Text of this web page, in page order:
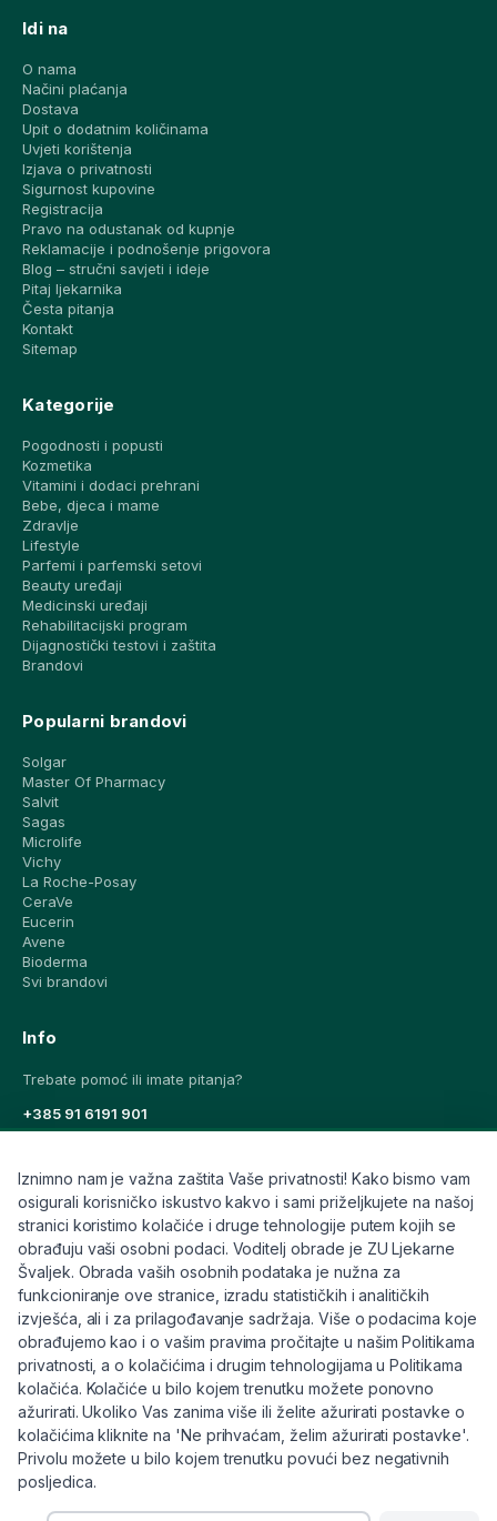
SLIČNI ČLANCI
31.07.2026 · 6 min čitanja
Dispepsija: Što je to, simptomi i kako si pomoći?
31.07.2026 · 9 min čitanja
Prirodni lijek za nadutost: Najbolji čajevi, hrana
Idi na
O nama
Načini plaćanja
Dostava
Upit o dodatnim količinama
Uvjeti korištenja
Izjava o privatnosti
Sigurnost kupovine
Registracija
Pravo na odustanak od kupnje
Reklamacije i podnošenje prigovora
Blog – stručni savjeti i ideje
Pitaj ljekarnika
Česta pitanja
Kontakt
Sitemap
Kategorije
Pogodnosti i popusti
Kozmetika
Vitamini i dodaci prehrani
Bebe, djeca i mame
Zdravlje
Lifestyle
Parfemi i parfemski setovi
Beauty uređaji
Medicinski uređaji
Rehabilitacijski program
Dijagnostički testovi i zaštita
Brandovi
Popularni brandovi
Solgar
Master Of Pharmacy
Salvit
Sagas
Microlife
Vichy
La Roche-Posay
CeraVe
Eucerin
Avene
Bioderma
Svi brandovi
Info
Trebate pomoć ili imate pitanja?
+385 91 6191 901
© 2026 eljekarna24. Sva prava pridržana.
PravilnikKolačićiRaskid ugovora
Iznimno nam je važna zaštita Vaše privatnosti! Kako bismo vam
osigurali korisničko iskustvo kakvo i sami priželjkujete na našoj
stranici koristimo kolačiće i druge tehnologije putem kojih se
obrađuju vaši osobni podaci. Voditelj obrade je ZU Ljekarne
Švaljek. Obrada vaših osobnih podataka je nužna za
funkcioniranje ove stranice, izradu statističkih i analitičkih
izvješća, ali i za prilagođavanje sadržaja. Više o podacima koje
obrađujemo kao i o vašim pravima pročitajte u našim Politikama
privatnosti, a o kolačićima i drugim tehnologijama u Politikama
kolačića. Kolačiće u bilo kojem trenutku možete ponovno
ažurirati. Ukoliko Vas zanima više ili želite ažurirati postavke o
kolačićima kliknite na 'Ne prihvaćam, želim ažurirati postavke'.
Privolu možete u bilo kojem trenutku povući bez negativnih
posljedica.